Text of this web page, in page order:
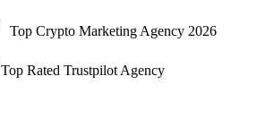
Top Crypto Marketing Agency 2026
Top Rated Trustpilot Agency